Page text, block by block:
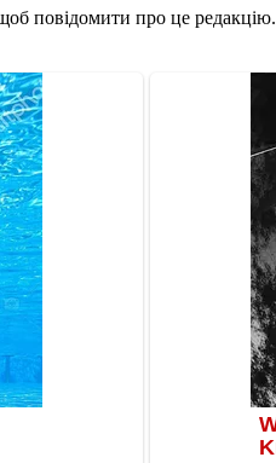
повідомити про це редакцію.